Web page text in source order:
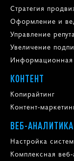
Стратегия
Оформление и
Управление
Увеличение
КОНТЕНТ
Копирайтинг
Контент-
ВЕБ-АНАЛИТИКА
Настройка
Комплексная веб-